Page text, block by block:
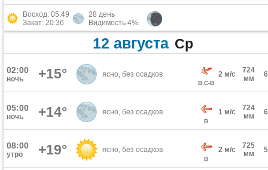
Восход: 05:49
Закат: 20:36
28 день
Видимость 4%
12 августа Ср
02:00
ночь +15° ясно, без осадков
В,С-В
2 м/с
724
мм
05:00
ночь +14° ясно, без осадков
В
1 м/с
724
мм
08:00
утро +19° ясно, без осадков
В
2 м/с
725
мм